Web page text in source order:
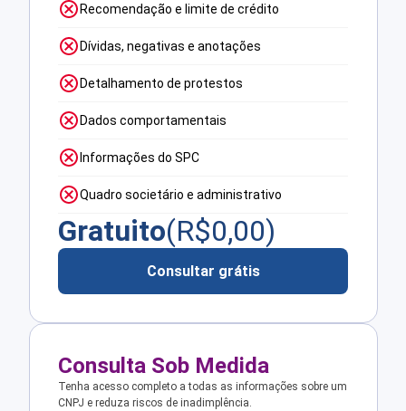
Recomendação e limite de crédito
Dívidas, negativas e anotações
Detalhamento de protestos
Dados comportamentais
Informações do SPC
Quadro societário e administrativo
Gratuito(R$0,00)
Consultar grátis
Consulta Sob Medida
Tenha acesso completo a todas as informações sobre um
CNPJ e reduza riscos de inadimplência.